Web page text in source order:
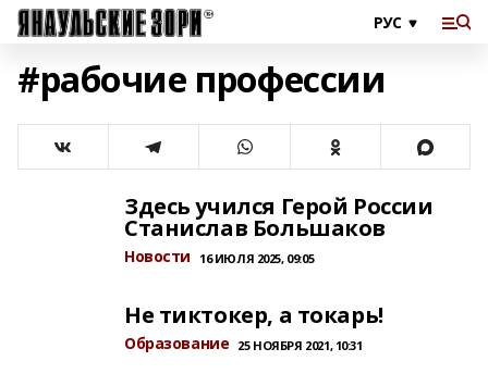
#рабочие профессии
Здесь учился Герой России
Станислав Большаков
Новости 16 ИЮЛЯ 2025, 09:05
Не тиктокер, а токарь!
Образование 25 НОЯБРЯ 2021, 10:31